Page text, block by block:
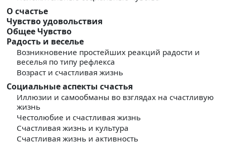
О счастье
Чувство удовольствия
Общее Чувство
Радость и веселье
Возникновение простейших реакций радости и
веселья по типу рефлекса
Возраст и счастливая жизнь
Социальные аспекты счастья
Иллюзии и самообманы во взглядах на счастливую
жизнь
Честолюбие и счастливая жизнь
Счастливая жизнь и культура
Счастливая жизнь и активность